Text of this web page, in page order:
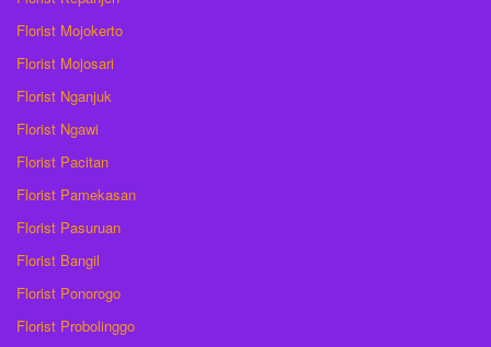
Florist Mojokerto
Florist Mojosari
Florist Nganjuk
Florist Ngawi
Florist Pacitan
Florist Pamekasan
Florist Pasuruan
Florist Bangil
Florist Ponorogo
Florist Probolinggo